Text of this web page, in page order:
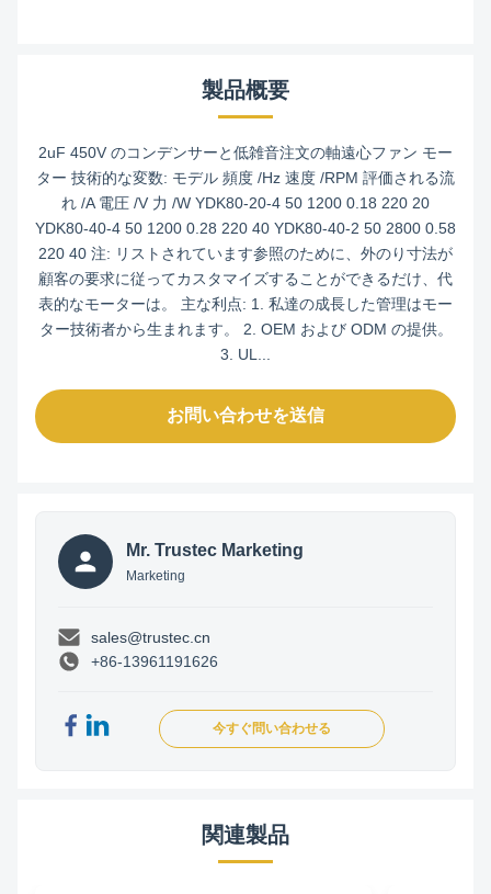
製品概要
2uF 450V のコンデンサーと低雑音注文の軸遠心ファン モー
ター 技術的な変数: モデル 頻度 /Hz 速度 /RPM 評価される流
れ /A 電圧 /V 力 /W YDK80-20-4 50 1200 0.18 220 20
YDK80-40-4 50 1200 0.28 220 40 YDK80-40-2 50 2800 0.58
220 40 注: リストされています参照のために、外のり寸法が
顧客の要求に従ってカスタマイズすることができるだけ、代
表的なモーターは。 主な利点: 1. 私達の成長した管理はモー
ター技術者から生まれます。 2. OEM および ODM の提供。
3. UL...
お問い合わせを送信
Mr. Trustec Marketing
Marketing
sales@trustec.cn
+86-13961191626
今すぐ問い合わせる
関連製品